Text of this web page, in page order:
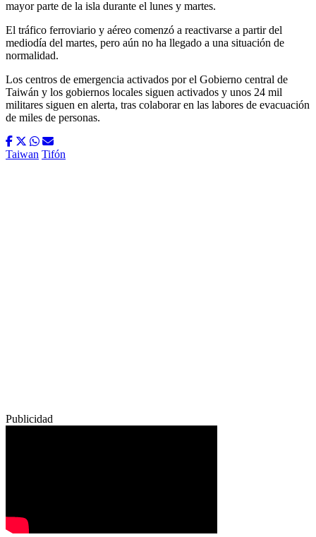
mayor parte de la isla durante el lunes y martes.
El tráfico ferroviario y aéreo comenzó a reactivarse a partir del
mediodía del martes, pero aún no ha llegado a una situación de
normalidad.
Los centros de emergencia activados por el Gobierno central de
Taiwán y los gobiernos locales siguen activados y unos 24 mil
militares siguen en alerta, tras colaborar en las labores de evacuación
de miles de personas.
Taiwan Tifón
Publicidad